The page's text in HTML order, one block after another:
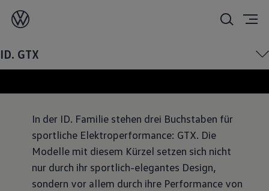
ID. GTX
GTX:
In der ID. Familie stehen drei Buchstaben für
sportliche Elektroperformance: GTX. Die
Modelle mit diesem Kürzel setzen sich nicht
nur durch ihr sportlich-elegantes Design,
sondern vor allem durch ihre Performance von